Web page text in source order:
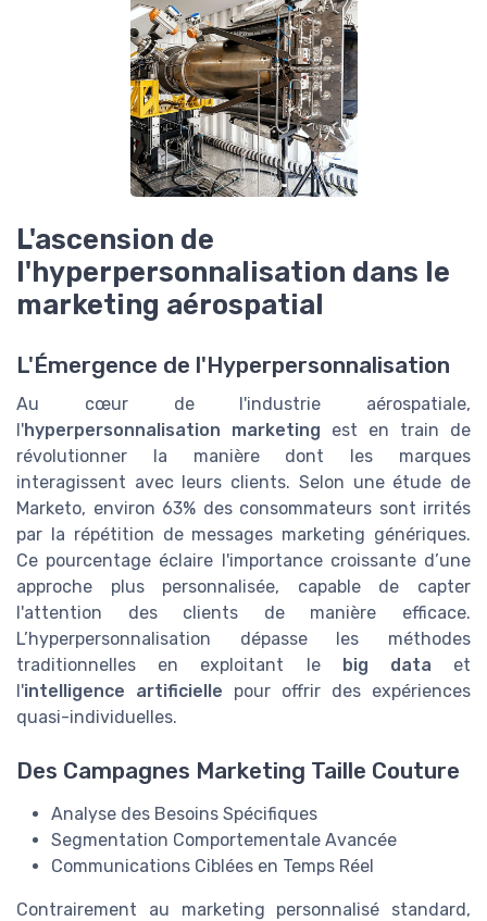
L'ascension de
l'hyperpersonnalisation dans le
marketing aérospatial
L'Émergence de l'Hyperpersonnalisation
Au cœur de l'industrie aérospatiale,
l'hyperpersonnalisation marketing est en train de
révolutionner la manière dont les marques
interagissent avec leurs clients. Selon une étude de
Marketo, environ 63% des consommateurs sont irrités
par la répétition de messages marketing génériques.
Ce pourcentage éclaire l'importance croissante d’une
approche plus personnalisée, capable de capter
l'attention des clients de manière efficace.
L’hyperpersonnalisation dépasse les méthodes
traditionnelles en exploitant le
big data et
l'intelligence artificielle pour offrir des expériences
quasi-individuelles.
Des Campagnes Marketing Taille Couture
Analyse des Besoins Spécifiques
Segmentation Comportementale Avancée
Communications Ciblées en Temps Réel
Contrairement au marketing personnalisé standard,